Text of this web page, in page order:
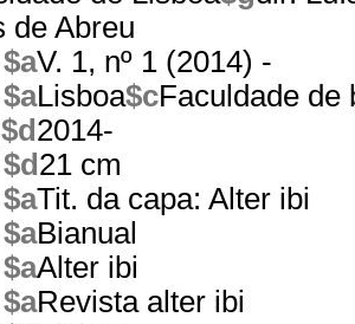
de Abreu
$aV. 1, nº 1 (2014) -
$aLisboa$cFaculdade de
$d 2014-
$d 21 cm
$aTit. da capa: Alter ibi
$aBianual
$aAlter ibi
$aRevista alter ibi